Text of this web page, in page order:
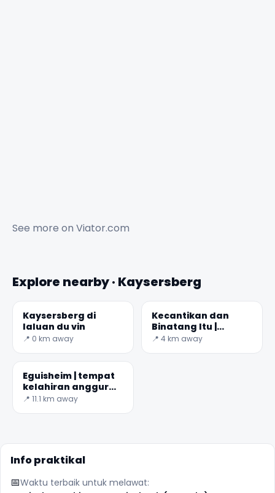
See more on Viator.com
Explore nearby · Kaysersberg
Kaysersberg di
laluan du vin
📍 0 km away
Kecantikan dan
Binatang Itu |
Riquewhir
📍 4 km away
Eguisheim | tempat
kelahiran anggur
tumbuh di Alsace
📍 11.1 km away
Info praktikal
📅Waktu terbaik untuk melawat: